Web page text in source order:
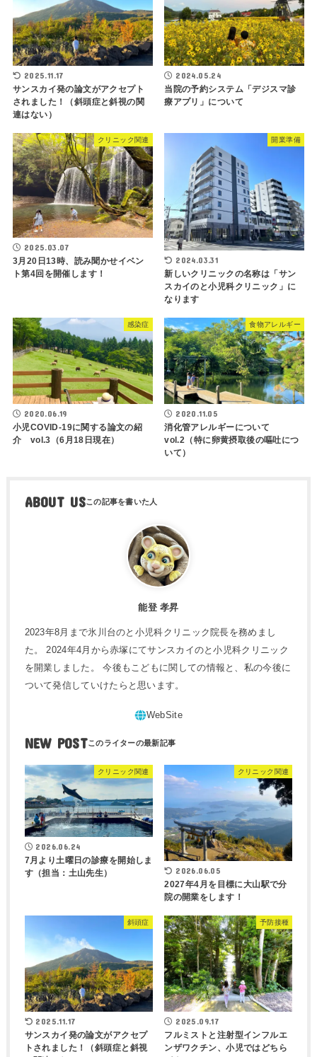
2025.11.17
サンスカイ発の論文がアクセプト
されました！（斜頭症と斜視の関
連はない）
2024.05.24
当院の予約システム「デジスマ診
療アプリ」について
クリニック関連
2025.03.07
3月20日13時、読み聞かせイベン
ト第4回を開催します！
開業準備
2024.03.31
新しいクリニックの名称は「サン
スカイのと小児科クリニック」に
なります
感染症
2020.06.19
小児COVID-19に関する論文の紹
介 vol.3（6月18日現在）
食物アレルギー
2020.11.05
消化管アレルギーについて
vol.2（特に卵黄摂取後の嘔吐につ
いて）
ABOUT US
能登 孝昇
2023年8月まで氷川台のと小児科クリニック院長を務めまし
た。 2024年4月から赤塚にてサンスカイのと小児科クリニック
を開業しました。 今後もこどもに関しての情報と、私の今後に
ついて発信していけたらと思います。
NEW POST
クリニック関連
2026.06.24
7月より土曜日の診療を開始しま
す（担当：土山先生）
クリニック関連
2026.06.05
2027年4月を目標に大山駅で分
院の開業をします！
斜頭症
2025.11.17
サンスカイ発の論文がアクセプ
トされました！（斜頭症と斜視
予防接種
2025.09.17
フルミストと注射型インフルエ
ンザワクチン、小児ではどちら